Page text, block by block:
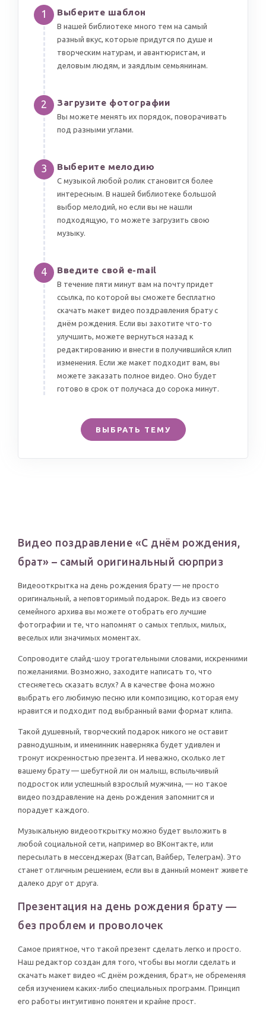
1 Выберите шаблон
В нашей библиотеке много тем на самый
разный вкус, которые придутся по душе и
творческим натурам, и авантюристам, и
деловым людям, и заядлым семьянинам.
2 Загрузите фотографии
Вы можете менять их порядок, поворачивать
под разными углами.
3 Выберите мелодию
С музыкой любой ролик становится более
интересным. В нашей библиотеке большой
выбор мелодий, но если вы не нашли
подходящую, то можете загрузить свою
музыку.
4 Введите свой e-mail
В течение пяти минут вам на почту придет
ссылка, по которой вы сможете бесплатно
скачать макет видео поздравления брату с
днём рождения. Если вы захотите что-то
улучшить, можете вернуться назад к
редактированию и внести в получившийся клип
изменения. Если же макет подходит вам, вы
можете заказать полное видео. Оно будет
готово в срок от получаса до сорока минут.
ВЫБРАТЬ ТЕМУ
Видео поздравление «С днём рождения,
брат» – самый оригинальный сюрприз
Видеооткрытка на день рождения брату — не просто
оригинальный, а неповторимый подарок. Ведь из своего
семейного архива вы можете отобрать его лучшие
фотографии и те, что напомнят о самых теплых, милых,
веселых или значимых моментах.
Сопроводите слайд-шоу трогательными словами, искренними
пожеланиями. Возможно, заходите написать то, что
стесняетесь сказать вслух? А в качестве фона можно
выбрать его любимую песню или композицию, которая ему
нравится и подходит под выбранный вами формат клипа.
Такой душевный, творческий подарок никого не оставит
равнодушным, и именинник наверняка будет удивлен и
тронут искренностью презента. И неважно, сколько лет
вашему брату — шебутной ли он малыш, вспыльчивый
подросток или успешный взрослый мужчина, — но такое
видео поздравление на день рождения запомнится и
порадует каждого.
Музыкальную видеооткрытку можно будет выложить в
любой социальной сети, например во ВКонтакте, или
пересылать в мессенджерах (Ватсап, Вайбер, Телеграм). Это
станет отличным решением, если вы в данный момент живете
далеко друг от друга.
Презентация на день рождения брату —
без проблем и проволочек
Самое приятное, что такой презент сделать легко и просто.
Наш редактор создан для того, чтобы вы могли сделать и
скачать макет видео «С днём рождения, брат», не обременяя
себя изучением каких-либо специальных программ. Принцип
его работы интуитивно понятен и крайне прост.